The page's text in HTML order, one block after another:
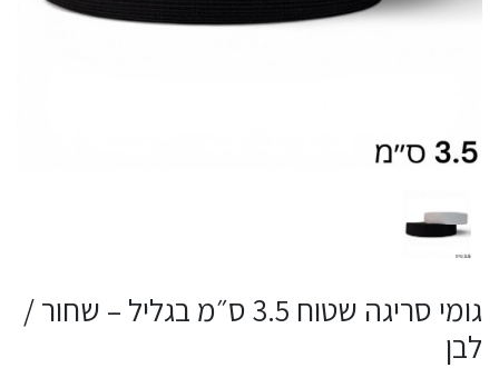
גומי סריגה שטוח 3.5 ס״מ בגליל – שחור /
לבן